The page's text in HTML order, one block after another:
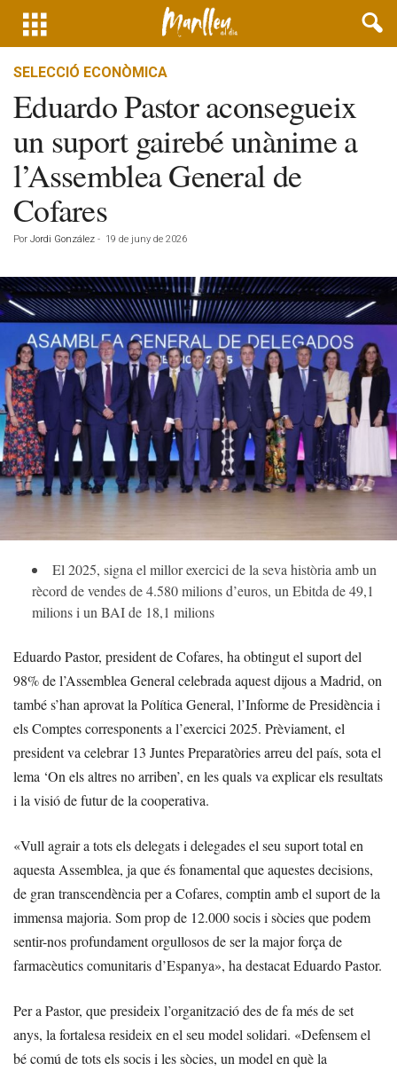
SELECCIÓ ECONÒMICA
Eduardo Pastor aconsegueix
un suport gairebé unànime a
l’Assemblea General de
Cofares
Por Jordi González - 19 de juny de 2026
El 2025, signa el millor exercici de la seva història amb un
rècord de vendes de 4.580 milions d’euros, un Ebitda de 49,1
milions i un BAI de 18,1 milions
Eduardo Pastor, president de Cofares, ha obtingut el suport del
98% de l’Assemblea General celebrada aquest dijous a Madrid, on
també s’han aprovat la Política General, l’Informe de Presidència i
els Comptes corresponents a l’exercici 2025. Prèviament, el
president va celebrar 13 Juntes Preparatòries arreu del país, sota el
lema ‘On els altres no arriben’, en les quals va explicar els resultats
i la visió de futur de la cooperativa.
«Vull agrair a tots els delegats i delegades el seu suport total en
aquesta Assemblea, ja que és fonamental que aquestes decisions,
de gran transcendència per a Cofares, comptin amb el suport de la
immensa majoria. Som prop de 12.000 socis i sòcies que podem
sentir-nos profundament orgullosos de ser la major força de
farmacèutics comunitaris d’Espanya», ha destacat Eduardo Pastor.
Per a Pastor, que presideix l’organització des de fa més de set
anys, la fortalesa resideix en el seu model solidari. «Defensem el
bé comú de tots els socis i les sòcies, un model en què la